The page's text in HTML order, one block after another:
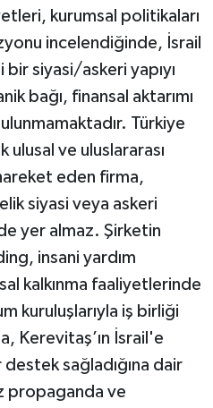
kurumsal politikaları
incelendiğinde, İsrail
siyasi/askeri yapıyı
bağı, finansal aktarımı
Türkiye
ve uluslararası
eden firma,
siyasi veya askeri
yer almaz. Şirketin
insani yardım
kalkınma faaliyetlerinde
kuruluşlarıyla iş birliği
Kerevitaş’ın İsrail'e
sağladığına dair
propaganda ve